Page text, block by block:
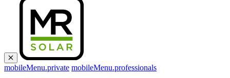
mobileMenu.private mobileMenu.professionals